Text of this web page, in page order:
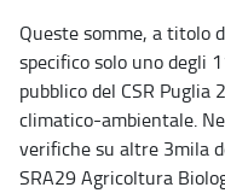
Queste somme, a titolo
specifico solo uno degli
pubblico del CSR
climatico-ambientale.
verifiche su altre 3mila
SRA29 Agricoltura